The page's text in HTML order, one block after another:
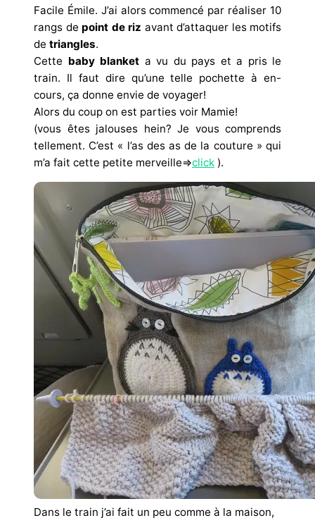
Facile Émile. J’ai alors commencé par réaliser 10
rangs de point de riz avant d’attaquer les motifs
de triangles.
Cette baby blanket a vu du pays et a pris le
train. Il faut dire qu’une telle pochette à en-
cours, ça donne envie de voyager!
Alors du coup on est parties voir Mamie!
(vous êtes jalouses hein? Je vous comprends
tellement. C’est « l’as des as de la couture » qui
m’a fait cette petite merveille=>click ).
Dans le train j’ai fait un peu comme à la maison,